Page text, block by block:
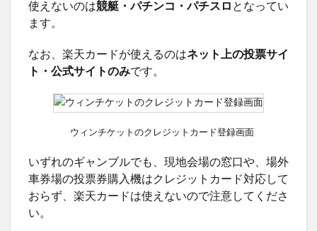
使えないのは競艇・パチンコ・パチスロ となってい
ます。
なお、楽天カードが使えるのはネット上の投票サイ
ト・公式サイトのみです。
ウィンチケットのクレジットカード登録画面
いずれのギャンブルでも、現地会場の窓口や、場外
車券場の投票券購入機はクレジットカード対応して
おらず、楽天カードは使えないので注意してくださ
い。